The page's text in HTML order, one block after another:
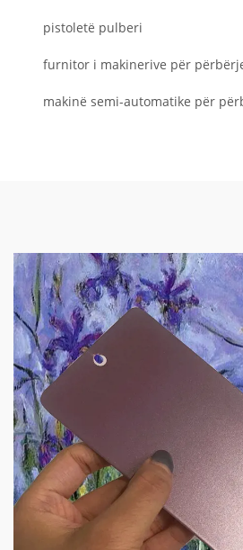
pistoletë pulberi
furnitor i makinerive për
makinë semi-automatike për